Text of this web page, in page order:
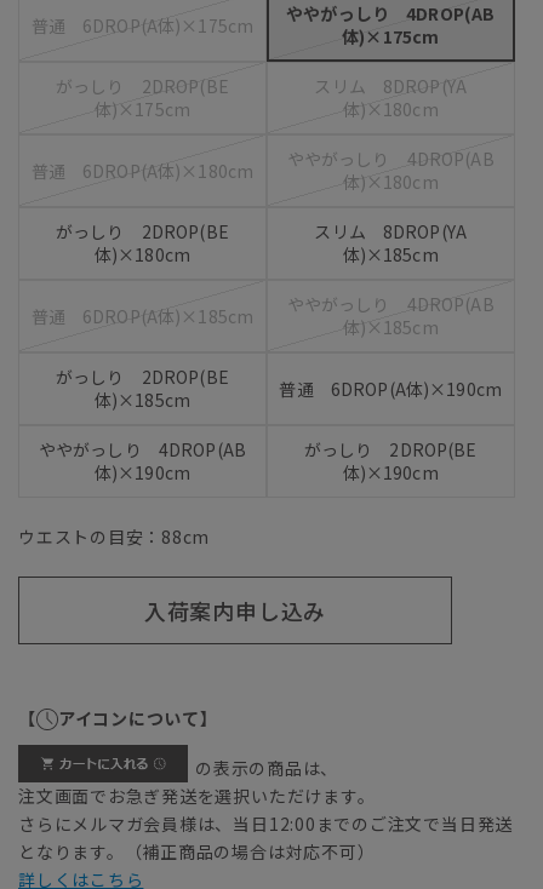
普通 6DROP(A体)×175cm
ややがっしり 4DROP(AB
体)×175cm
がっしり 2DROP(BE
体)×175cm
スリム 8DROP(YA
体)×180cm
普通 6DROP(A体)×180cm
ややがっしり 4DROP(AB
体)×180cm
がっしり 2DROP(BE
体)×180cm
スリム 8DROP(YA
体)×185cm
普通 6DROP(A体)×185cm
ややがっしり 4DROP(AB
体)×185cm
がっしり 2DROP(BE
体)×185cm
普通 6DROP(A体)×190cm
ややがっしり 4DROP(AB
体)×190cm
がっしり 2DROP(BE
体)×190cm
ウエストの目安： 88cm
入荷案内申し込み
【 アイコンについて】
の表示の商品は、
注文画面でお急ぎ発送を選択いただけます。
さらにメルマガ会員様は、当日12:00までのご注文で当日発送
となります。（補正商品の場合は対応不可）
詳しくはこちら